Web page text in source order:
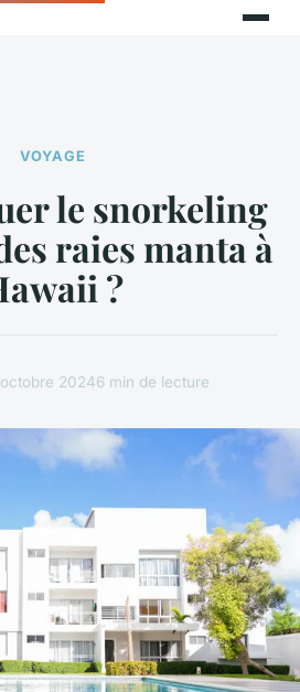
VOYAGE
le snorkeling
raies manta à
?
20246 min de lecture